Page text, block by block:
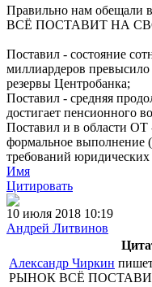
Правильно нам обещали
ВСЁ ПОСТАВИТ НА
Поставил - состояние
миллиардеров
резервы Центробанка;
Поставил - средняя
достигает пенсионного
Поставил и в области ОТ
формальное выполнение
требований
Имя
Цитировать
10 июля 2018 10:19
Андрей Литвинов
Александр Чиркин
РЫНОК ВСЁ